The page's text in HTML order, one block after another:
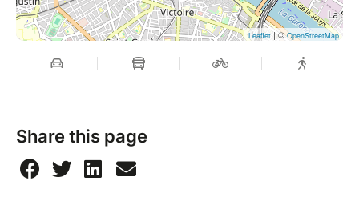
Leaflet | ©OpenStreetMap
Share this page